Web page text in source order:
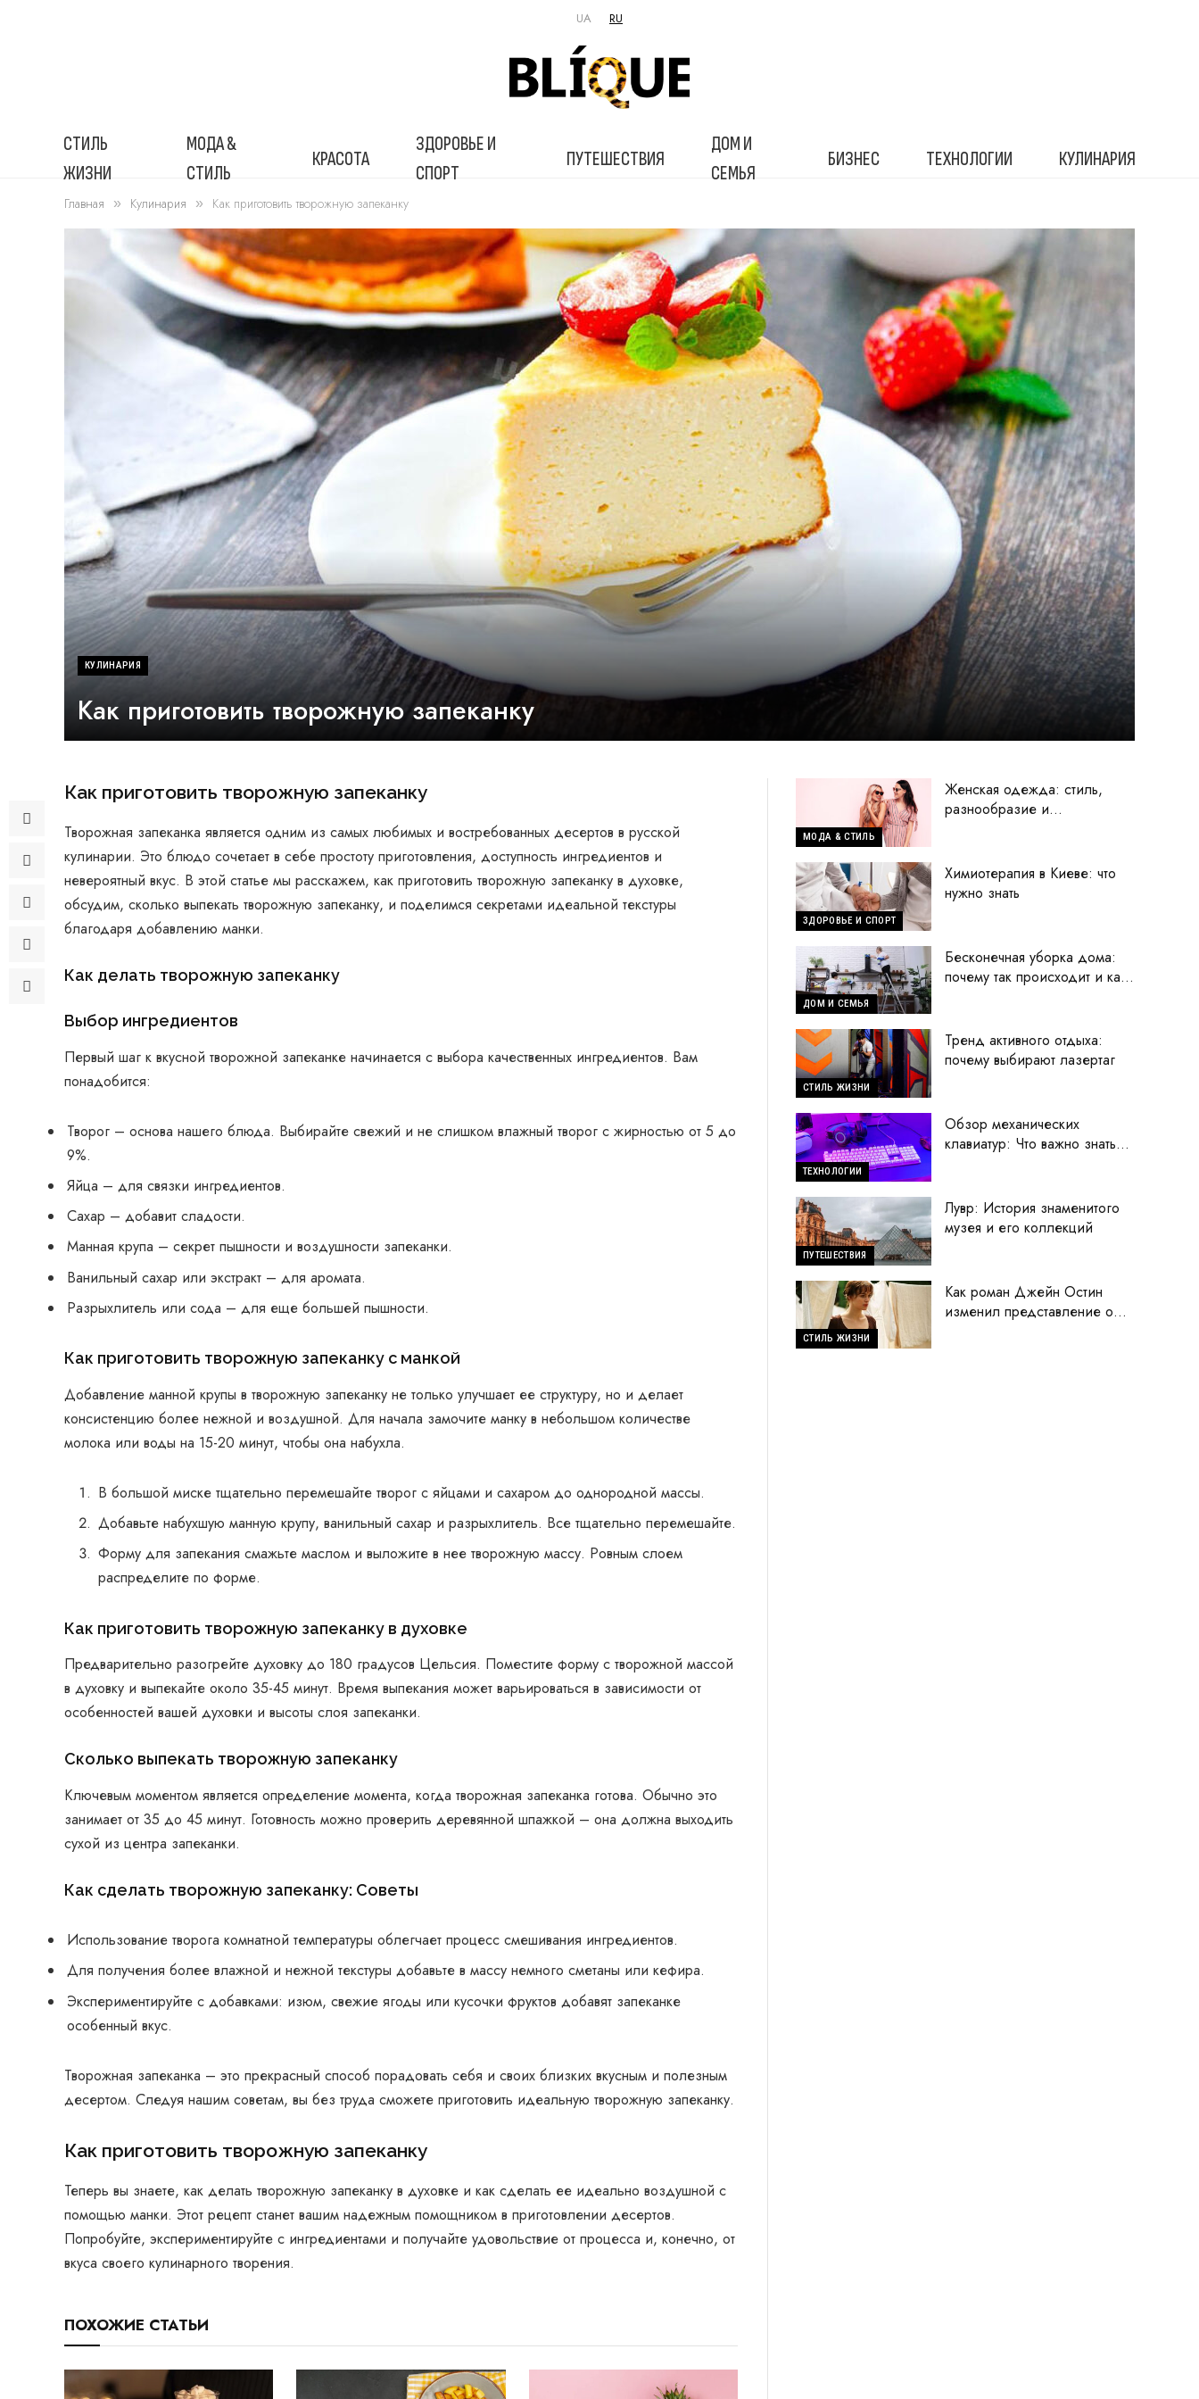
UA RU
СТИЛЬ
ЖИЗНИ
МОДА &
СТИЛЬ
КРАСОТА
ЗДОРОВЬЕ И
СПОРТ
ПУТЕШЕСТВИЯ
ДОМ И
СЕМЬЯ
БИЗНЕС ТЕХНОЛОГИИ КУЛИНАРИЯ
Главная » Кулинария » Как приготовить творожную запеканку
КУЛИНАРИЯ
Как приготовить творожную запеканку
Как приготовить творожную запеканку
Творожная запеканка является одним из самых любимых и востребованных десертов в русской
кулинарии. Это блюдо сочетает в себе простоту приготовления, доступность ингредиентов и
невероятный вкус. В этой статье мы расскажем, как приготовить творожную запеканку в духовке,
обсудим, сколько выпекать творожную запеканку, и поделимся секретами идеальной текстуры
благодаря добавлению манки.
Как делать творожную запеканку
Выбор ингредиентов
Первый шаг к вкусной творожной запеканке начинается с выбора качественных ингредиентов. Вам
понадобится:
Творог – основа нашего блюда. Выбирайте свежий и не слишком влажный творог с жирностью от 5 до
9%.
Яйца – для связки ингредиентов.
Сахар – добавит сладости.
Манная крупа – секрет пышности и воздушности запеканки.
Ванильный сахар или экстракт – для аромата.
Разрыхлитель или сода – для еще большей пышности.
Как приготовить творожную запеканку с манкой
Добавление манной крупы в творожную запеканку не только улучшает ее структуру, но и делает
консистенцию более нежной и воздушной. Для начала замочите манку в небольшом количестве
молока или воды на 15-20 минут, чтобы она набухла.
В большой миске тщательно перемешайте творог с яйцами и сахаром до однородной массы.
Добавьте набухшую манную крупу, ванильный сахар и разрыхлитель. Все тщательно перемешайте.
Форму для запекания смажьте маслом и выложите в нее творожную массу. Ровным слоем
распределите по форме.
Как приготовить творожную запеканку в духовке
Предварительно разогрейте духовку до 180 градусов Цельсия. Поместите форму с творожной массой
в духовку и выпекайте около 35-45 минут. Время выпекания может варьироваться в зависимости от
особенностей вашей духовки и высоты слоя запеканки.
Сколько выпекать творожную запеканку
Ключевым моментом является определение момента, когда творожная запеканка готова. Обычно это
занимает от 35 до 45 минут. Готовность можно проверить деревянной шпажкой – она должна выходить
сухой из центра запеканки.
Как сделать творожную запеканку: Советы
Использование творога комнатной температуры облегчает процесс смешивания ингредиентов.
Для получения более влажной и нежной текстуры добавьте в массу немного сметаны или кефира.
Экспериментируйте с добавками: изюм, свежие ягоды или кусочки фруктов добавят запеканке
особенный вкус.
Творожная запеканка – это прекрасный способ порадовать себя и своих близких вкусным и полезным
десертом. Следуя нашим советам, вы без труда сможете приготовить идеальную творожную запеканку.
Как приготовить творожную запеканку
Теперь вы знаете, как делать творожную запеканку в духовке и как сделать ее идеально воздушной с
помощью манки. Этот рецепт станет вашим надежным помощником в приготовлении десертов.
Попробуйте, экспериментируйте с ингредиентами и получайте удовольствие от процесса и, конечно, от
вкуса своего кулинарного творения.
ПОХОЖИЕ СТАТЬИ
МОДА & СТИЛЬ
Женская одежда: стиль,
разнообразие и
ЗДОРОВЬЕ И СПОРТ
Химиотерапия в Киеве: что
нужно знать
ДОМ И СЕМЬЯ
Бесконечная уборка дома:
почему так происходит и как
СТИЛЬ ЖИЗНИ
Тренд активного отдыха:
почему выбирают лазертаг
ТЕХНОЛОГИИ
Обзор механических
клавиатур: Что важно знать
ПУТЕШЕСТВИЯ
Лувр: История знаменитого
музея и его коллекций
СТИЛЬ ЖИЗНИ
Как роман Джейн Остин
изменил представление о